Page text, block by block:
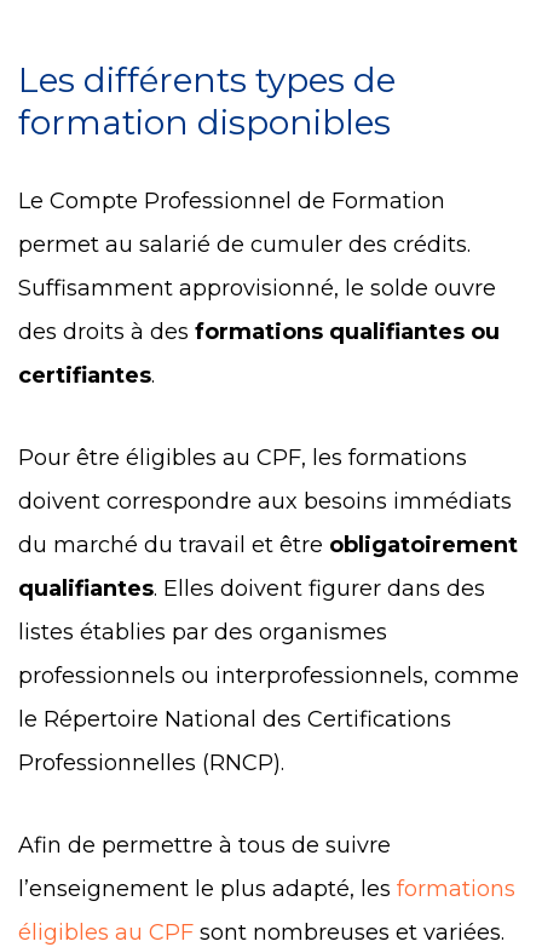
Les différents types de
formation disponibles
Le Compte Professionnel de Formation
permet au salarié de cumuler des crédits.
Suffisamment approvisionné, le solde ouvre
des droits à des formations qualifiantes ou
certifiantes.
Pour être éligibles au CPF, les formations
doivent correspondre aux besoins immédiats
du marché du travail et être obligatoirement
qualifiantes. Elles doivent figurer dans des
listes établies par des organismes
professionnels ou interprofessionnels, comme
le Répertoire National des Certifications
Professionnelles (RNCP).
Afin de permettre à tous de suivre
l’enseignement le plus adapté, les formations
éligibles au CPF sont nombreuses et variées.